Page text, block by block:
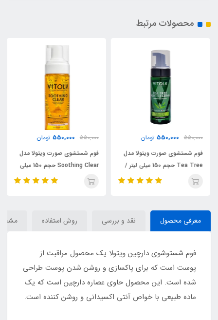
محصولات مرتبط
550,000
550,000 تومان
فوم شستشوی صورت ویتولا مدل
Tea Tree حجم 150 میلی لیتر /
VITOLA
550,000
550,000 تومان
فوم شستشوی صورت ویتولا مدل
Soothing Clear حجم 150 میلی
لیتر / VITOLA
معرفی محصول نقد و بررسی روش استفاده
فوم شستوشوی دارچین ویتولا یک محصول مراقبت از
پوست است که برای پاکسازی و روشن شدن پوست طراحی
شده است. این محصول حاوی عصاره دارچین است که یک
ماده طبیعی با خواص آنتی اکسیدانی و روشن کننده است.